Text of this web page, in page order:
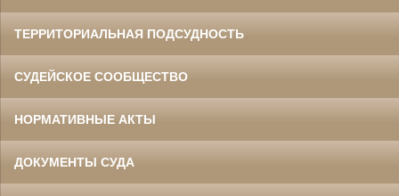
ТЕРРИТОРИАЛЬНАЯ ПОДСУДНОСТЬ
СУДЕЙСКОЕ СООБЩЕСТВО
НОРМАТИВНЫЕ АКТЫ
ДОКУМЕНТЫ СУДА